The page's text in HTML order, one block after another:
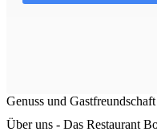
Genuss und
Über uns - Das Restaurant